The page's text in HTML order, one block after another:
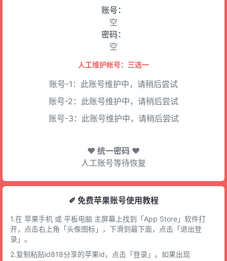
账号：
空
密码：
空
人工维护帐号：三选一
账号-1：此账号维护中，请稍后尝试
账号-2：此账号维护中，请稍后尝试
账号-3：此账号维护中，请稍后尝试
♥ 统一密码 ♥
人工账号等待恢复
✐ 免费苹果账号使用教程
1.在 苹果手机 或 平板电脑 主屏幕上找到「App Store」软件打
开，点击右上角「头像图标」，下滑到最下面，点击「退出登
录」。
2.复制粘贴id818分享的苹果id，点击「登录」。如果出现